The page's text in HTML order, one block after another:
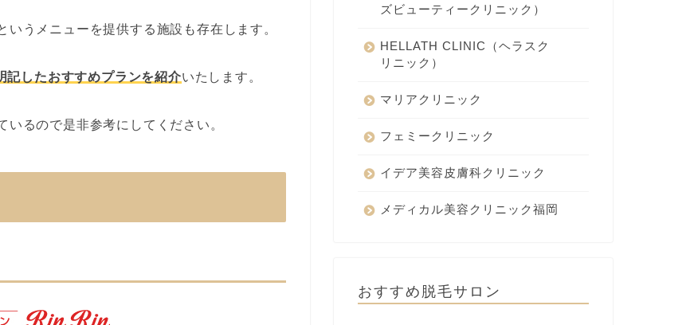
いうメニューを提供する施設も存在します。
記したおすすめプランを紹介いたします。
るので是非参考にしてください。
ズビューティークリニック）
HELLATH CLINIC（ヘラスク
リニック）
マリアクリニック
フェミークリニック
イデア美容皮膚科クリニック
メディカル美容クリニック福岡
おすすめ脱毛サロン